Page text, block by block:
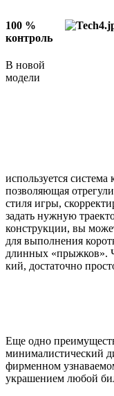
100 %
контроль
В новой
модели
используется
позволяющая
стиля игры,
задать нужную
конструкции, вы
для выполнения
длинных «прыжков».
кий, достаточно
Еще одно
минималистический
фирменном
украшением любой